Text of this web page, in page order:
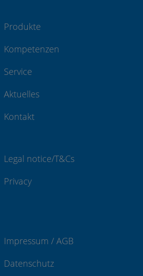
Produkte
Kompetenzen
Service
Aktuelles
Kontakt
Legal notice/T&Cs
Privacy
Impressum / AGB
Datenschutz